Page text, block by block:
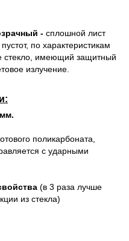
- сплошной лист
по характеристикам
стекло, имеющий защитный
излучение.
поликарбоната,
с ударными
(в 3 раза лучше
из стекла)